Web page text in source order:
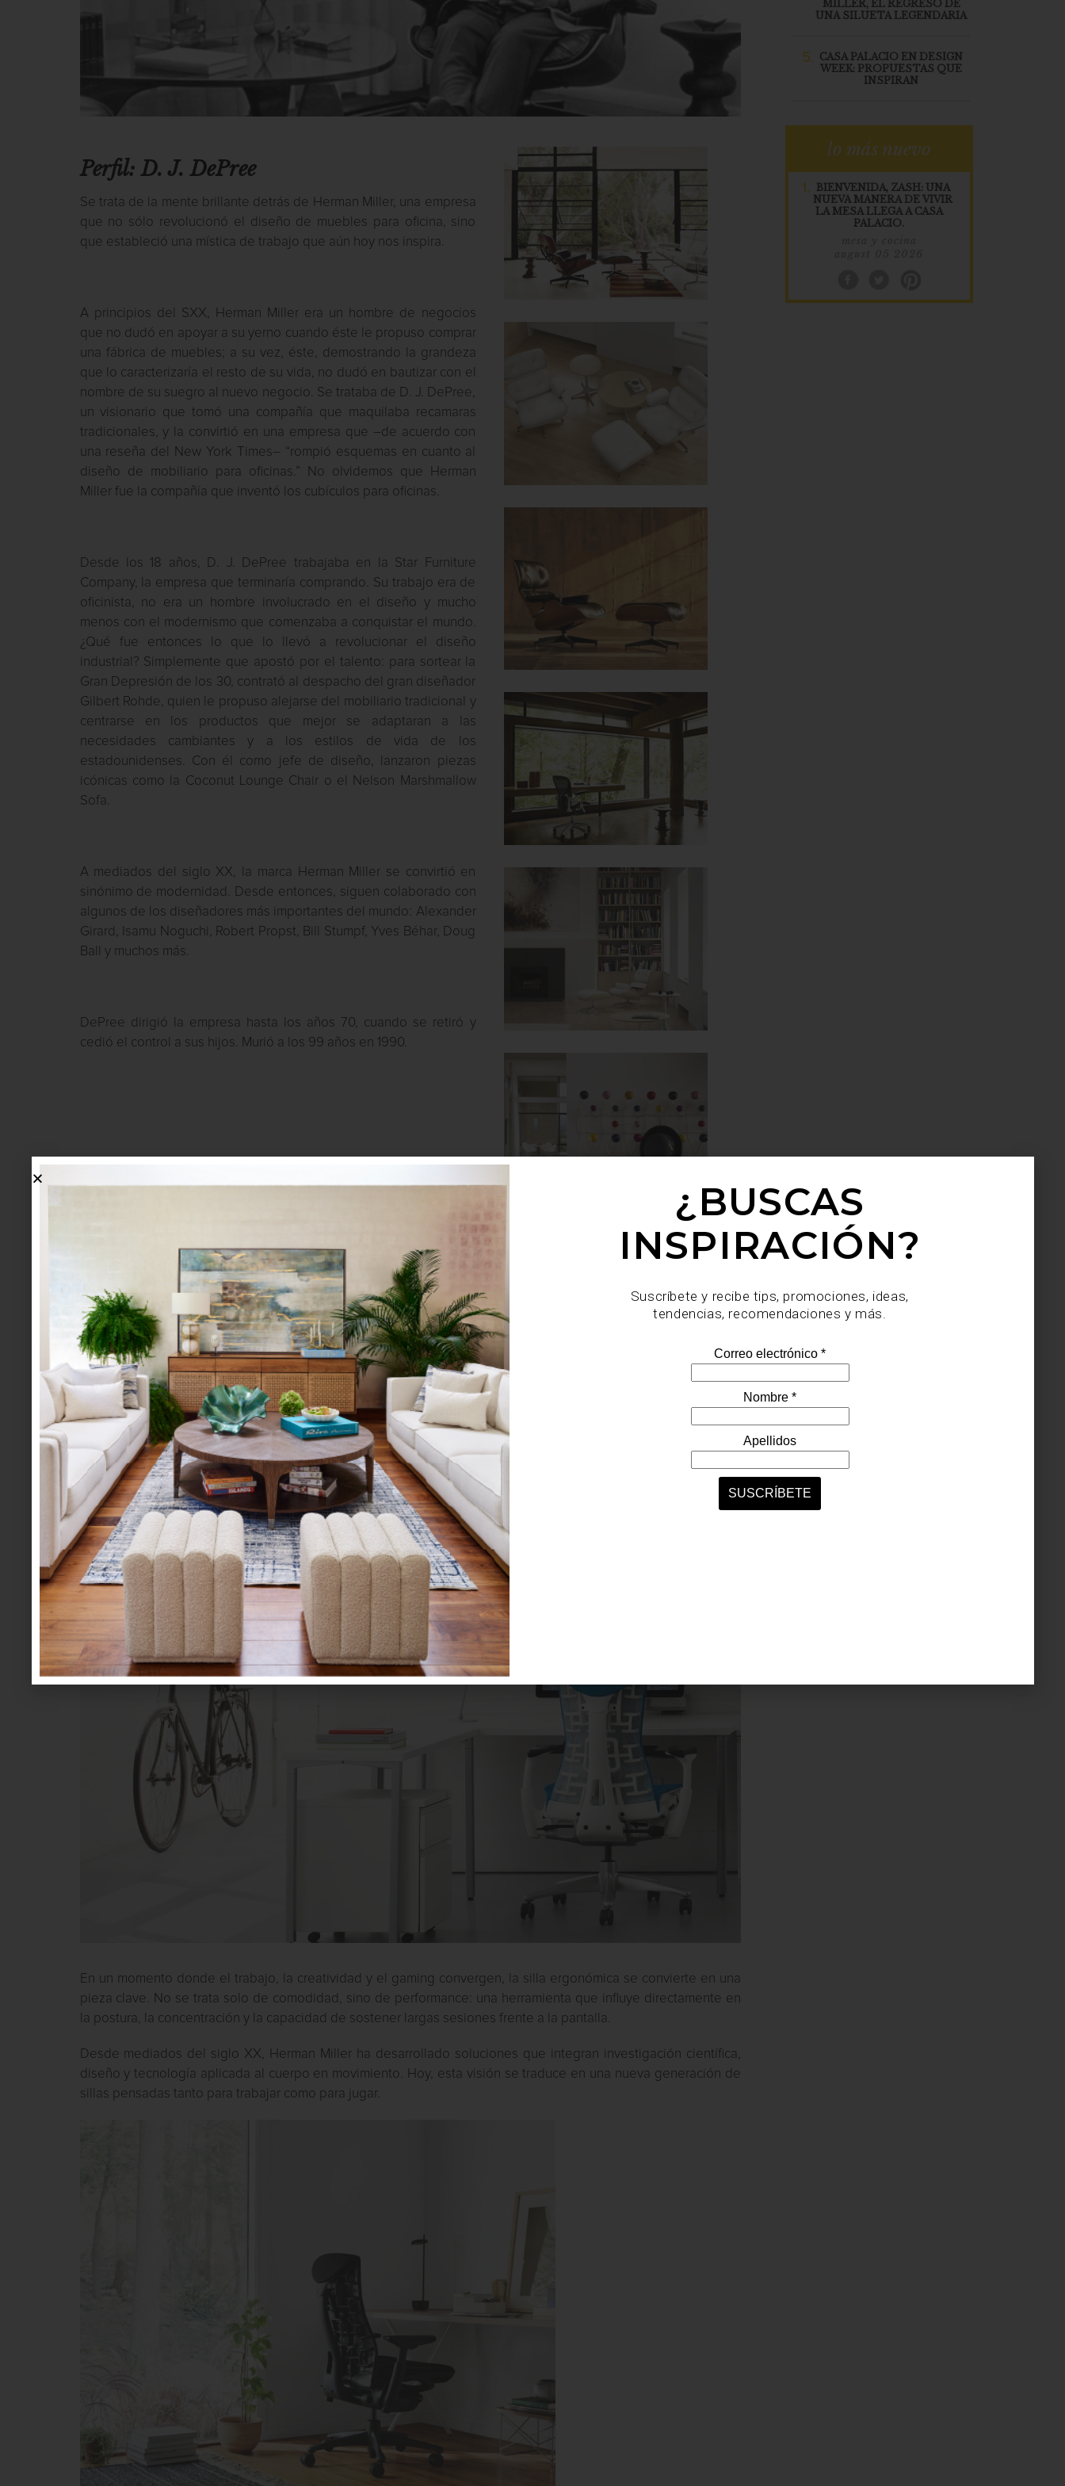
Perfil: D. J. DePree
Se trata de la mente brillante detrás de Herman Miller, una empresa
que no sólo revolucionó el diseño de muebles para oficina, sino
que estableció una mística de trabajo que aún hoy nos inspira.
A principios del SXX, Herman Miller era un hombre de negocios
que no dudó en apoyar a su yerno cuando éste le propuso comprar
una fábrica de muebles; a su vez, éste, demostrando la grandeza
que lo caracterizaría el resto de su vida, no dudó en bautizar con el
nombre de su suegro al nuevo negocio. Se trataba de D. J. DePree,
un visionario que tomó una compañía que maquilaba recamaras
tradicionales, y la convirtió en una empresa que –de acuerdo con
una reseña del New York Times– “rompió esquemas en cuanto al
diseño de mobiliario para oficinas.” No olvidemos que Herman
Miller fue la compañía que inventó los cubículos para oficinas.
Desde los 18 años, D. J. DePree trabajaba en la Star Furniture
Company, la empresa que terminaría comprando. Su trabajo era de
oficinista, no era un hombre involucrado en el diseño y mucho
menos con el modernismo que comenzaba a conquistar el mundo.
¿Qué fue entonces lo que lo llevó a revolucionar el diseño
industrial? Simplemente que apostó por el talento: para sortear la
Gran Depresión de los 30, contrató al despacho del gran diseñador
Gilbert Rohde, quien le propuso alejarse del mobiliario tradicional y
centrarse en los productos que mejor se adaptaran a las
necesidades cambiantes y a los estilos de vida de los
estadounidenses. Con él como jefe de diseño, lanzaron piezas
icónicas como la Coconut Lounge Chair o el Nelson Marshmallow
Sofa.
A mediados del siglo XX, la marca Herman Miller se convirtió en
sinónimo de modernidad. Desde entonces, siguen colaborado con
algunos de los diseñadores más importantes del mundo: Alexander
Girard, Isamu Noguchi, Robert Propst, Bill Stumpf, Yves Béhar, Doug
Ball y muchos más.
DePree dirigió la empresa hasta los años 70, cuando se retiró y
cedió el control a sus hijos. Murió a los 99 años en 1990.
marcas/ march 25 2026
SILLAS ERGONÓMICAS PARA GAMING Y
TRABAJO: TECNOLOGÍA Y DISEÑO POR
HERMAN MILLER
Save
En un momento donde el trabajo, la creatividad y el gaming convergen, la silla ergonómica se convierte en una
pieza clave. No se trata solo de comodidad, sino de performance: una herramienta que influye directamente en
la postura, la concentración y la capacidad de sostener largas sesiones frente a la pantalla.
Desde mediados del siglo XX, Herman Miller ha desarrollado soluciones que integran investigación científica,
diseño y tecnología aplicada al cuerpo en movimiento. Hoy, esta visión se traduce en una nueva generación de
sillas pensadas tanto para trabajar como para jugar.
MILLER, EL REGRESO DE
UNA SILUETA LEGENDARIA
5.
CASA PALACIO EN DESIGN
WEEK: PROPUESTAS QUE
INSPIRAN
lo más nuevo
1.
BIENVENIDA, ZASH: UNA
NUEVA MANERA DE VIVIR
LA MESA LLEGA A CASA
PALACIO.
¿BUSCAS
INSPIRACIÓN?
Suscríbete y recibe tips, promociones, ideas,
tendencias, recomendaciones y más.